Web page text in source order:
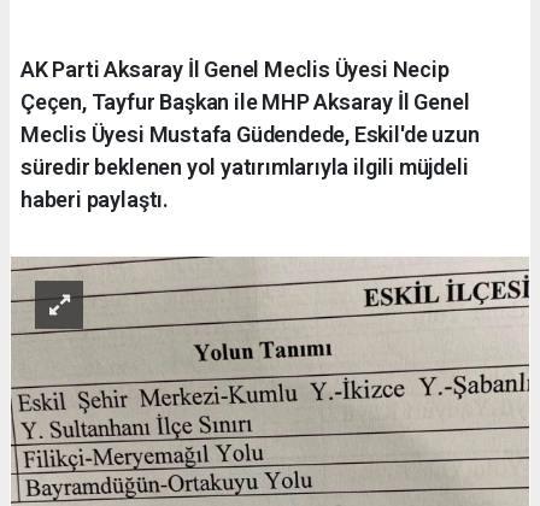
AK Parti Aksaray İl Genel Meclis Üyesi Necip
Çeçen, Tayfur Başkan ile MHP Aksaray İl Genel
Meclis Üyesi Mustafa Güdendede, Eskil'de uzun
süredir beklenen yol yatırımlarıyla ilgili müjdeli
haberi paylaştı.